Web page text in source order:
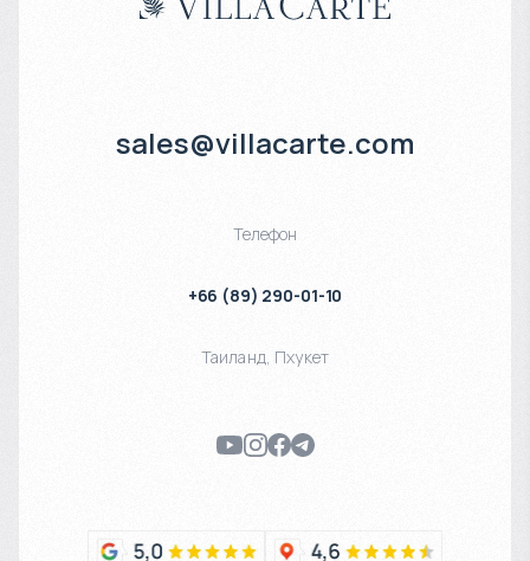
sales@villacarte.com
Телефон
+66 (89) 290-01-10
Таиланд Пхукет